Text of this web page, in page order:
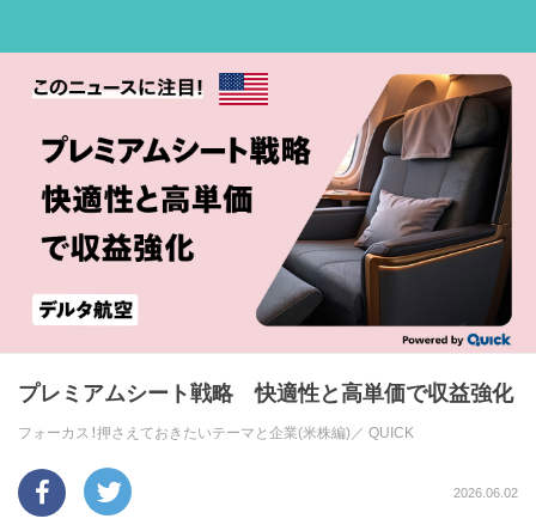
プレミアムシート戦略 快適性と高単価で収益強化
フォーカス！押さえておきたいテーマと企業(米株編)／ QUICK
2026.06.02